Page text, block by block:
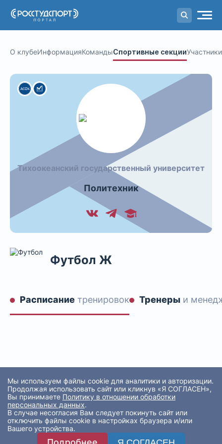
Порталстуденческого спорта
О клубеИнформацияКомандыСпортивные секцииУчастники
Тихоокеанский государственный университет
Политехник
Футбол Ж
Расписание тренировок Тренеры и
Мы используем файлы cookie для аналитики и авторизации.
Продолжая использовать сайт или кликнув «Я СОГЛАСЕН»,
Вы принимаете Политику в отношении обработки
персональных данных.
В случае несогласия Вам следует покинуть сайт или
отключить файлы cookie в настройках браузера и/или
Вашего устройства.